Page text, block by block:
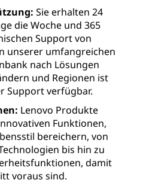
Sie erhalten 24
die Woche und 365
Support von
unserer umfangreichen
nach Lösungen
und Regionen ist
Support verfügbar.
Lenovo Produkte
Funktionen,
bereichern, von
bis hin zu
damit
voraus sind.